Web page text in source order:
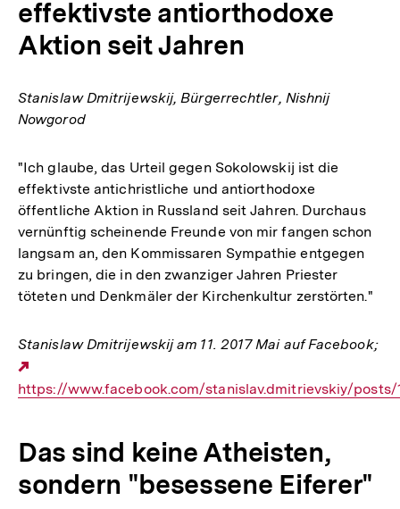
effektivste antiorthodoxe
Aktion seit Jahren
Stanislaw Dmitrijewskij, Bürgerrechtler, Nishnij
Nowgorod
"Ich glaube, das Urteil gegen Sokolowskij ist die
effektivste antichristliche und antiorthodoxe
öffentliche Aktion in Russland seit Jahren. Durchaus
vernünftig scheinende Freunde von mir fangen schon
langsam an, den Kommissaren Sympathie entgegen
zu bringen, die in den zwanziger Jahren Priester
töteten und Denkmäler der Kirchenkultur zerstörten."
Stanislaw Dmitrijewskij am 11. 2017 Mai auf Facebook;
Link:
https://www.facebook.com/stanislav.dmitrievskiy/posts/
Das sind keine Atheisten,
sondern "besessene Eiferer"